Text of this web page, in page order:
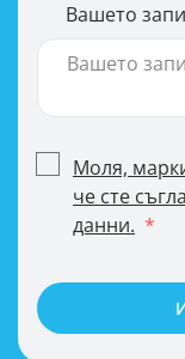
Вашето
Моля,
че сте
данни.